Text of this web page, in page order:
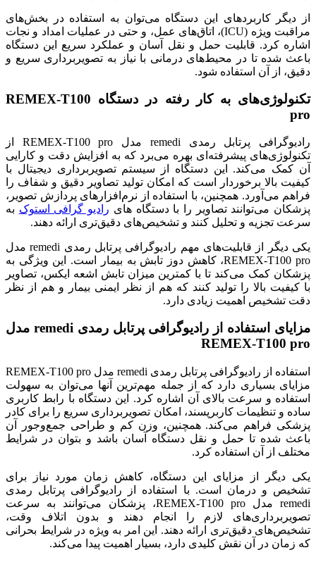
از دیگر کاربردهای این دستگاه می‌توان به استفاده در بخش‌های
مراقبت ویژه (ICU)، اتاق‌های عمل، و حتی در عملیات امداد و نجات
اشاره کرد. قابلیت حمل و نقل آسان و عملکرد سریع این دستگاه
باعث شده تا در محیط‌های درمانی با نیاز به تصویربرداری سریع و
دقیق، از آن استفاده شود.
تکنولوژی‌های به کار رفته در دستگاه REMEX-T100
pro
رادیوگرافی پرتابل رمدی remedi مدل REMEX-T100 pro از
تکنولوژی‌های پیشرفته‌ای بهره می‌برد که به افزایش دقت و کارایی
آن کمک می‌کند. این دستگاه از سیستم تصویربرداری دیجیتال با
کیفیت بالا برخوردار است که امکان تولید تصاویر دقیق و شفاف را
فراهم می‌آورد. همچنین، با استفاده از نرم‌افزارهای پردازش تصویر،
پزشکان می‌توانند تصاویر را با دستگاه های رادیو گرافی استوک به
سرعت تجزیه و تحلیل کنند و تشخیص‌های دقیق‌تری ارائه دهند.
یکی دیگر از قابلیت‌های مهم رادیوگرافی پرتابل رمدی remedi مدل
REMEX-T100 pro، کاهش دوز تابش به بیمار است. این ویژگی به
پزشکان کمک می‌کند تا با کمترین میزان تابش اشعه ایکس، تصاویر
با کیفیت بالا را تولید کنند که هم از نظر ایمنی بیمار و هم از نظر
دقت تشخیص اهمیت زیادی دارد.
مزایای استفاده از رادیوگرافی پرتابل رمدی remedi مدل
REMEX-T100 pro
استفاده از رادیوگرافی پرتابل رمدی remedi مدل REMEX-T100 pro
مزایای بسیاری دارد که از جمله مهم‌ترین آنها می‌توان به سهولت
استفاده و سرعت بالای آن اشاره کرد. این دستگاه با رابط کاربری
ساده و تنظیمات کاربرپسند، امکان تصویربرداری سریع را برای کادر
پزشکی فراهم می‌کند. همچنین، وزن کم و طراحی جمع‌وجور آن
باعث شده تا حمل و نقل دستگاه آسان باشد و بتوان در شرایط
مختلف از آن استفاده کرد.
یکی دیگر از مزایای این دستگاه، کاهش زمان مورد نیاز برای
تشخیص و درمان است. با استفاده از رادیوگرافی پرتابل رمدی
remedi مدل REMEX-T100 pro، پزشکان می‌توانند به سرعت
تصویربرداری‌های لازم را انجام دهند و بدون اتلاف وقت،
تشخیص‌های دقیق‌تری ارائه دهند. این امر به ویژه در شرایط بحرانی
که زمان در آن نقش کلیدی دارد، بسیار اهمیت پیدا می‌کند.